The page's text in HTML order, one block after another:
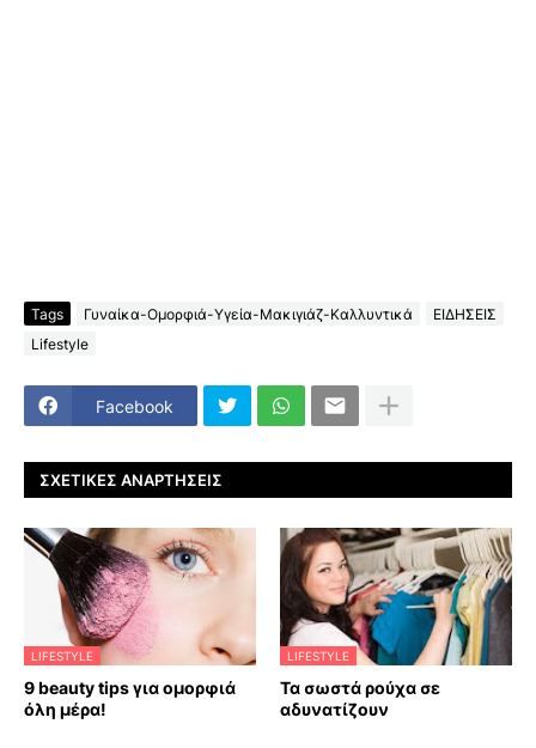
Tags Γυναίκα-Ομορφιά-Υγεία-Μακιγιάζ-Καλλυντικά
ΕΙΔΗΣΕΙΣ
Lifestyle
Facebook
ΣΧΕΤΙΚΈΣ ΑΝΑΡΤΉΣΕΙΣ
LIFESTYLE
9 beauty tips για ομορφιά
όλη μέρα!
LIFESTYLE
Τα σωστά ρούχα σε
αδυνατίζουν